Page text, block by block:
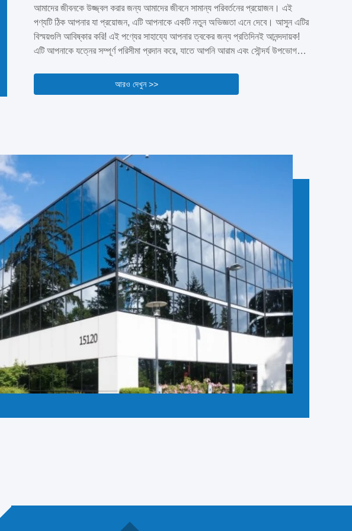
গবেষণা, উৎপাদন, বিক্রয় এবং কেন্দ্রীয় ...
আমাদের জীবনকে উজ্জ্বল করার জন্য আমাদের জীবনে সামান্য পরিবর্তনের প্রয়োজন। এই
পণ্যটি ঠিক আপনার যা প্রয়োজন, এটি আপনাকে একটি নতুন অভিজ্ঞতা এনে দেবে। আসুন এটির
বিস্ময়গুলি আবিষ্কার করি! এই পণ্যের সাহায্যে আপনার ত্বকের জন্য প্রতিদিনই আনন্দদায়ক!
এটি আপনাকে যত্নের সম্পূর্ণ পরিসীমা প্রদান করে, যাতে আপনি আরাম এবং সৌন্দর্য উপভোগ
বিস্ময় আনবে।এর ব্...
আরও দেখুন >>